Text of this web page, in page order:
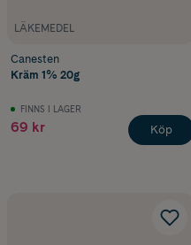
Receptfria krämer är ett vanligt
symtom som klåda och irritation.
Gel vid svampinfektion
Gel kan vara ett bra alternativ
produkt som snabbt går in i
fötter.
eller hudveck. Välj en
LÄKEMEDEL
Canesten
Kräm 1% 20g
FINNS I LAGER
69 kr Köp